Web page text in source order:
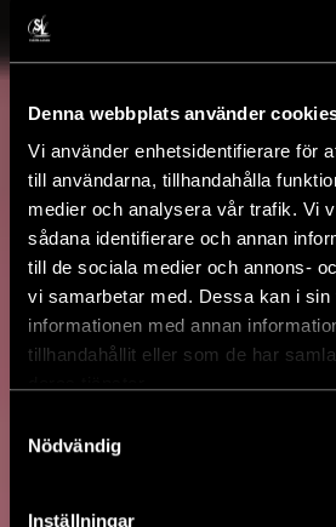
Denna webbplats använder
Vi använder enhetsidentifierare för
till användarna, tillhandahålla
medier och analysera vår trafik. Vi
sådana identifierare och annan
till de sociala medier och annons-
vi samarbetar med. Dessa kan i sin
informationen med annan
tillhandahållit eller som de har
Nödvändig
Inställningar